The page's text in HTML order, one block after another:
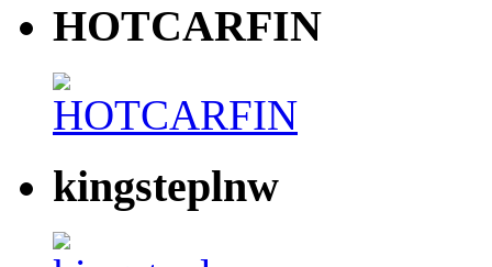
HOTCARFIN
kingsteplnw